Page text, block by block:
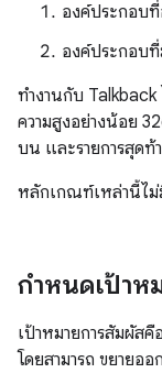
องค์ประกอบ
องค์ประกอบ
ทำงานกับ Talkback
ความสูงอย่างน้อย
บน และรายการสุดท้
หลักเกณฑ์เหล่านี้ไ
กำหนดเป้าห
เป้าหมายการสัมผัส
โดยสามารถ ขยายอ